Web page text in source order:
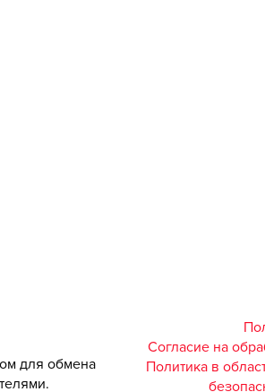
для обмена
Согласие на
Политика в